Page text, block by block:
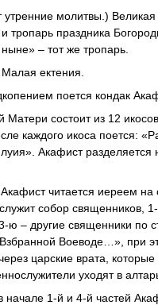
молитвы.) Великая
тропарь праздника
– тот же тропарь.
ектения.
поется кондак
состоит из 12
каждого икоса поется:
Акафист разделяется
читается иереем
собор священников,
ю – другие священники по
Воеводе…», при
царские врата,
уходят в
начале 1-й и 4-й частей